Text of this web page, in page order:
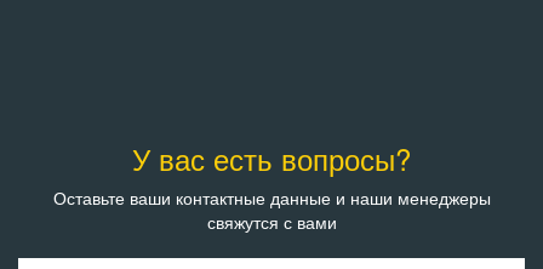
У вас есть вопросы?
Оставьте ваши контактные данные и наши менеджеры
свяжутся с вами